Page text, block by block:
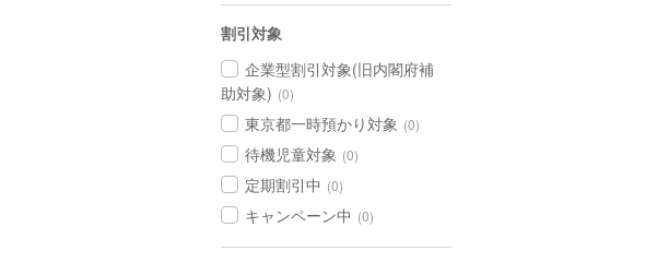
割引対象
企業型割引対象(旧内閣府補
助対象) (0)
東京都一時預かり対象 (0)
待機児童対象 (0)
定期割引中 (0)
キャンペーン中 (0)